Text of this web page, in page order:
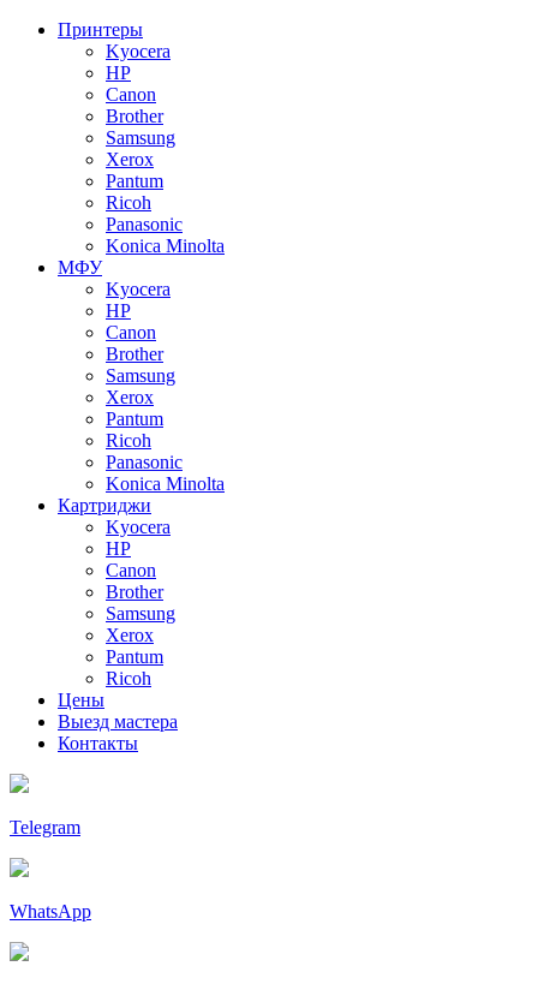
Принтеры
Kyocera
HP
Canon
Brother
Samsung
Xerox
Pantum
Ricoh
Panasonic
Konica Minolta
МФУ
Kyocera
HP
Canon
Brother
Samsung
Xerox
Pantum
Ricoh
Panasonic
Konica Minolta
Картриджи
Kyocera
HP
Canon
Brother
Samsung
Xerox
Pantum
Ricoh
Цены
Выезд мастера
Контакты
Telegram
WhatsApp